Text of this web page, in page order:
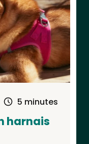
5 minutes
harnais